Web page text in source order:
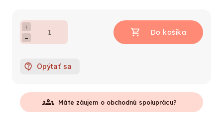
+
−
Opýtať sa
groups Máte záujem o obchodnú spoluprácu?